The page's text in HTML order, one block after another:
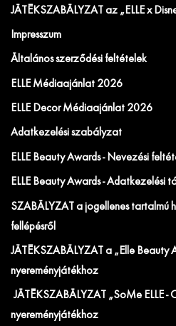
JÁTÉKSZABÁLYZAT az „ELLE x
Impresszum
Általános szerződési feltételek
ELLE Médiaajánlat 2026
ELLE Decor Médiaajánlat 2026
Adatkezelési szabályzat
ELLE Beauty Awards - Nevezési
ELLE Beauty Awards - Adatkezelési
SZABÁLYZAT a jogellenes tartalmú
fellépésről
JÁTÉKSZABÁLYZAT a „Elle Beauty
nyereményjátékhoz
JÁTÉKSZABÁLYZAT „SoMe ELLE -
nyereményjátékhoz